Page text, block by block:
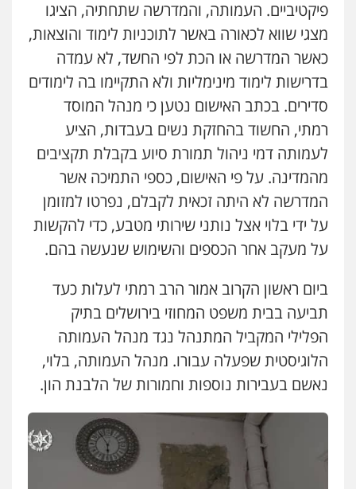
פיקטיביים. העמותה, והמדרשה שתחתיה, הציגו
מצגי שווא לכאורה באשר לתוכניות לימוד והוצאות,
כאשר המדרשה או הכת לפי החשד, לא עמדה
בדרישות לימוד מינימליות ולא התקיימו בה לימודים
סדירים. בכתב האישום נטען כי מנהל המוסד
רמתי, החשוד בהחזקת נשים בעבדות, הציע
לעמותה דמי ניהול תמורת סיוע בקבלת תקציבים
מהמדינה. על פי האישום, כספי התמיכה אשר
המדרשה לא היתה זכאית לקבלם, נפרטו למזומן
על ידי בלוי אצל נותני שירותי מטבע, כדי להקשות
על מעקב אחר הכספים והשימוש שנעשה בהם.
ביום ראשון הקרוב אמור הרב רמתי לעלות כעד
תביעה בבית משפט המחוזי בירושלים בתיק
הפלילי המקביל המתנהל נגד מנהל העמותה
הלוגיסטית שפעלה עבורו. מנהל העמותה, בלוי,
נאשם בעבירות נוספות וחמורות של הלבנת הון.